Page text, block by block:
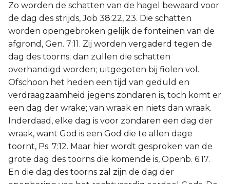
Zo worden de schatten van de hagel bewaard voor
de dag des strijds, Job 38:22, 23. Die schatten
worden opengebroken gelijk de fonteinen van de
afgrond, Gen. 7:11. Zij worden vergaderd tegen de
dag des toorns; dan zullen die schatten
overhandigd worden; uitgegoten bij fiolen vol.
Ofschoon het heden een tijd van geduld en
verdraagzaamheid jegens zondaren is, toch komt er
een dag der wrake; van wraak en niets dan wraak.
Inderdaad, elke dag is voor zondaren een dag der
wraak, want God is een God die te allen dage
toornt, Ps. 7:12. Maar hier wordt gesproken van de
grote dag des toorns die komende is, Openb. 6:17.
En die dag des toorns zal zijn de dag der